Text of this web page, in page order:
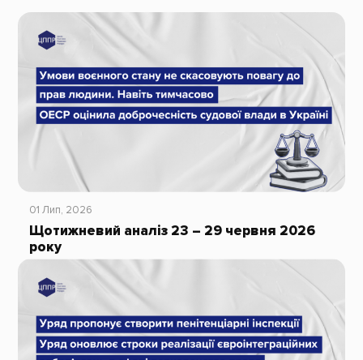
01 Лип, 2026
Щотижневий аналіз 23 – 29 червня 2026
року